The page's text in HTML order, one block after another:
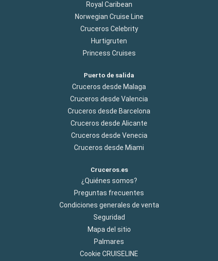
Royal Caribean
Norwegian Cruise Line
Cruceros Celebrity
Hurtigruten
Princess Cruises
Puerto de salida
Cruceros desde Malaga
Cruceros desde Valencia
Cruceros desde Barcelona
Cruceros desde Alicante
Cruceros desde Venecia
Cruceros desde Miami
Cruceros.es
¿Quiénes somos?
Preguntas frecuentes
Condiciones generales de venta
Seguridad
Mapa del sitio
Palmares
Cookie CRUISELINE